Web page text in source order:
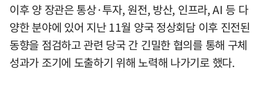
이후 양 장관은 통상·투자, 원전, 방산, 인프라, AI 등 다
양한 분야에 있어 지난 11월 양국 정상회담 이후 진전된
동향을 점검하고 관련 당국 간 긴밀한 협의를 통해 구체
성과가 조기에 도출하기 위해 노력해 나가기로 했다.